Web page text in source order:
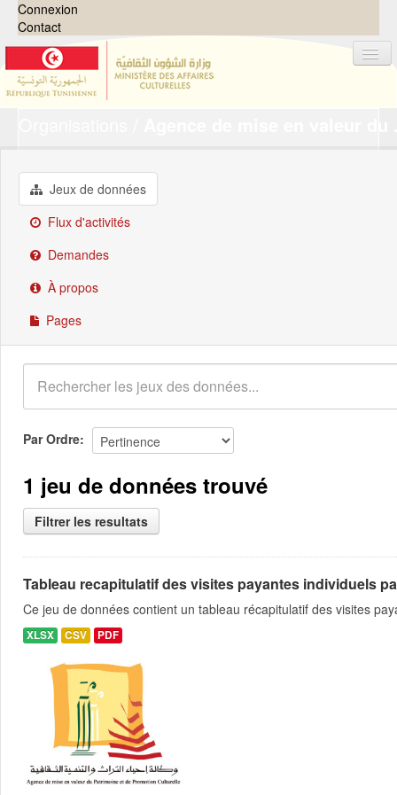
Connexion
Contact
Groupes
Demandes
À propos
Jeux de données
Flux d'activités
Demandes
À propos
Pages
Par Ordre
1 jeu de données trouvé
Filtrer les resultats
Tableau recapitulatif des visites payantes individuels
Ce jeu de données contient un tableau récapitulatif des visites
XLSX CSV PDF